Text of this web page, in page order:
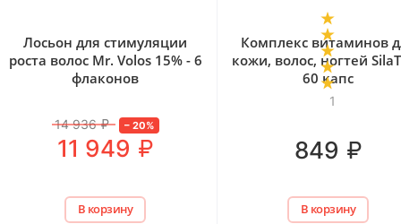
Комплекс витаминов для
кожи, волос, ногтей SilaTrea,
60 капс
849 ₽
В корзину
Лосьон для
роста волос Mr. Volos
флаконов
9 549
В корзину